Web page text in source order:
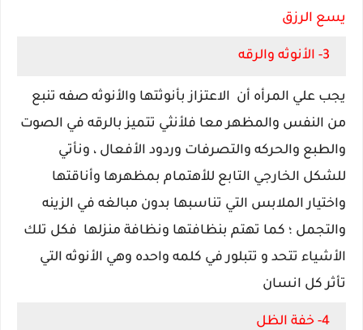
يسع الرزق
3- الأنوثه والرقه
يجب علي المرأه أن الاعتزاز بأنوثتها والأنوثه صفه تنبع
من النفس والمظهر معا فلأنثي تتميز بالرقه في الصوت
والطبع والحركه والتصرفات وردود الأفعال ، ونأتي
للشكل الخارجي التابع للأهتمام بمظهرها وأناقتها
واختيار الملابس التي تناسبها بدون مبالغه في الزينه
والتجمل ؛ كما تهتم بنظافتها ونظافة منزلها فكل تلك
الأشياء تتحد و تتبلور في كلمه واحده وهي الأنوثه التي
تأثر كل انسان
4- خفة الظل